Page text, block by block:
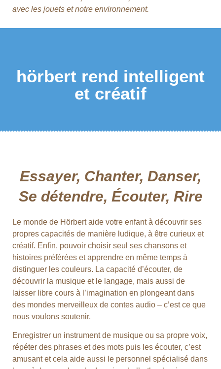
avec les jouets et notre environnement.
hörbert rend intelligent
et créatif
Essayer, Chanter, Danser,
Se détendre, Écouter, Rire
Le monde de Hörbert aide votre enfant à découvrir ses
propres capacités de manière ludique, à être curieux et
créatif. Enfin, pouvoir choisir seul ses chansons et
histoires préférées et apprendre en même temps à
distinguer les couleurs. La capacité d’écouter, de
découvrir la musique et le langage, mais aussi de
laisser libre cours à l’imagination en plongeant dans
des mondes merveilleux de contes audio – c’est ce que
nous voulons soutenir.
Enregistrer un instrument de musique ou sa propre voix,
répéter des phrases et des mots puis les écouter, c’est
amusant et cela aide aussi le personnel spécialisé dans